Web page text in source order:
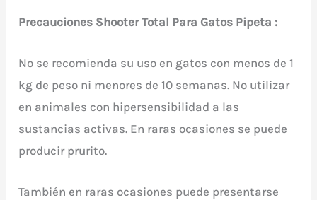
Precauciones Shooter Total Para Gatos Pipeta :
No se recomienda su uso en gatos con menos de 1
kg de peso ni menores de 10 semanas. No utilizar
en animales con hipersensibilidad a las
sustancias activas. En raras ocasiones se puede
producir prurito.
También en raras ocasiones puede presentarse